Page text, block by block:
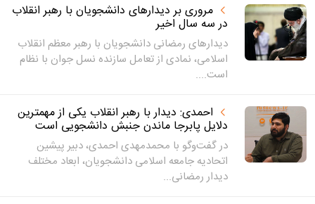
مروری بر دیدارهای دانشجویان با رهبر انقلاب
در سه سال اخیر
دیدارهای رمضانی دانشجویان با رهبر معظم انقلاب
اسلامی، نمادی از تعامل سازنده نسل جوان با نظام
است....
احمدی: دیدار با رهبر انقلاب یکی از مهمترین
دلایل پابرجا ماندن جنبش دانشجویی است
در گفت‌وگو با محمدمهدی احمدی، دبیر پیشین
اتحادیه جامعه اسلامی دانشجویان، ابعاد مختلف
دیدار رمضانی...